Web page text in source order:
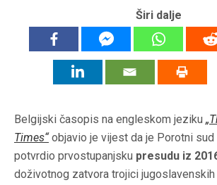
Širi dalje
Belgijski časopis na engleskom jeziku
Times“ objavio je vijest da je Porotni sud
potvrdio prvostupanjsku presudu iz
doživotnog zatvora trojici jugoslavenskih